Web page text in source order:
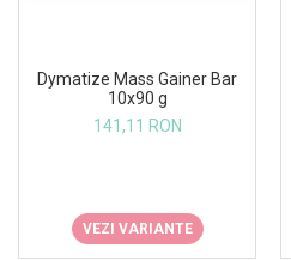
Dymatize Mass Gainer Bar
10x90 g
141,11 RON
VEZI VARIANTE